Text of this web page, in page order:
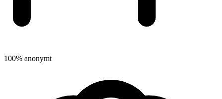
100% anonymt